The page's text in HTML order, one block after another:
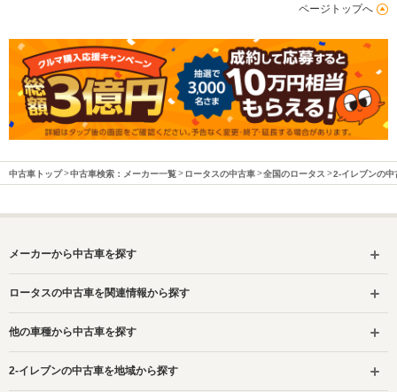
WLTCモード
燃費
排気量
駆動方式
-
3456cc
MR
3456cc
MR
3456cc
MR
ページトップへ
中古車トップ 中古車検索：メーカー一覧 ロータスの中古車 全国のロータス 2-イレブンの中
メーカーから中古車を探す
ロータスの中古車を関連情報から探す
他の車種から中古車を探す
2-イレブンの中古車を地域から探す